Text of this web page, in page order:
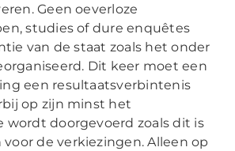
Geen oeverloze
studies of dure enquêtes
van de staat zoals het onder
Dit keer moet een
een resultaatsverbintenis
op zijn minst het
wordt doorgevoerd zoals dit is
de verkiezingen. Alleen op